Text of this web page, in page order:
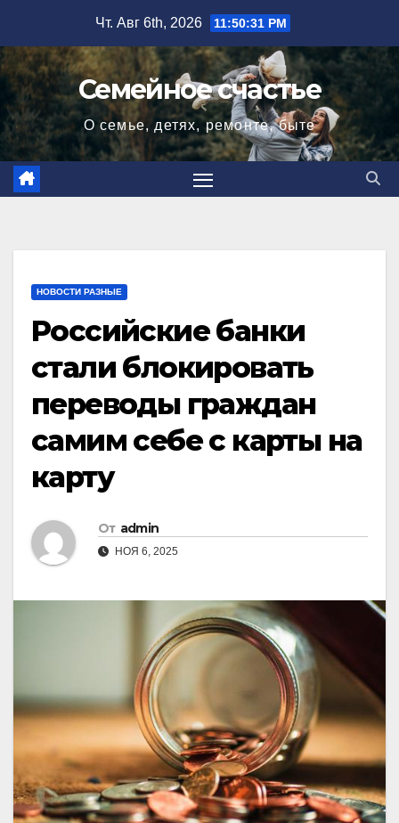
содержимому
Чт. Авг 6th, 2026 11:50:32 PM
Семейное счастье
О семье, детях, ремонте, быте
НОВОСТИ РАЗНЫЕ
Российские банки
стали блокировать
переводы граждан
самим себе с карты на
карту
От admin
НОЯ 6, 2025